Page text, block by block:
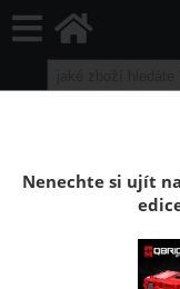
Kročejová izolace
Nenechte si ujít